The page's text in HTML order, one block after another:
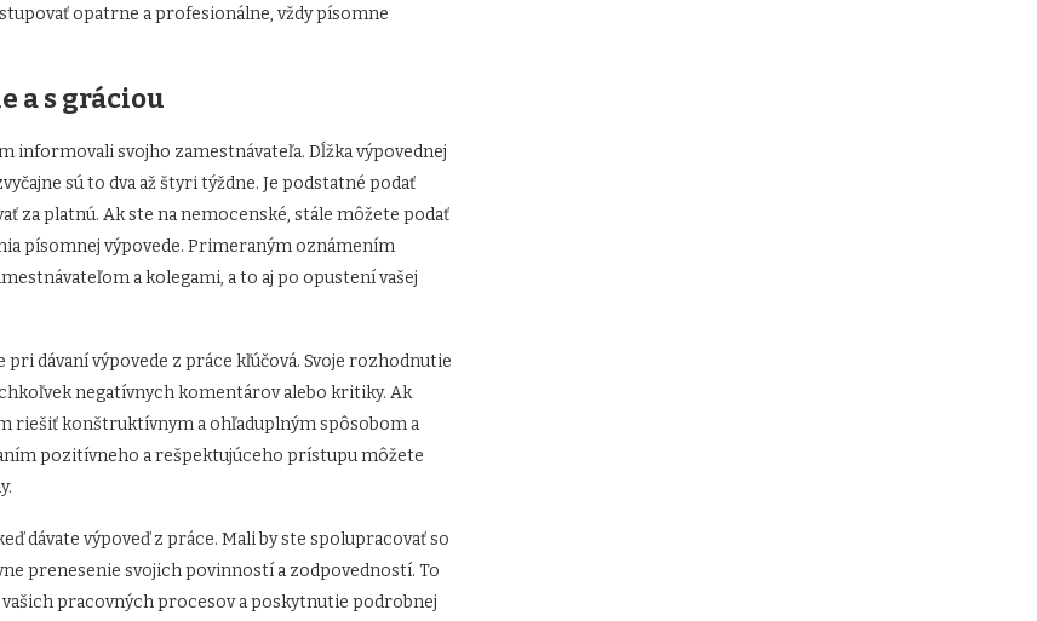
opatrne a profesionálne, vždy písomne
a s gráciou
informovali svojho zamestnávateľa. Dĺžka výpovednej
sú to dva až štyri týždne. Je podstatné podať
za platnú. Ak ste na nemocenské, stále môžete podať
písomnej výpovede. Primeraným oznámením
a kolegami, a to aj po opustení vašej
dávaní výpovede z práce kľúčová. Svoje rozhodnutie
negatívnych komentárov alebo kritiky. Ak
riešiť konštruktívnym a ohľaduplným spôsobom a
pozitívneho a rešpektujúceho prístupu môžete
dávate výpoveď z práce. Mali by ste spolupracovať so
prenesenie svojich povinností a zodpovedností. To
pracovných procesov a poskytnutie podrobnej